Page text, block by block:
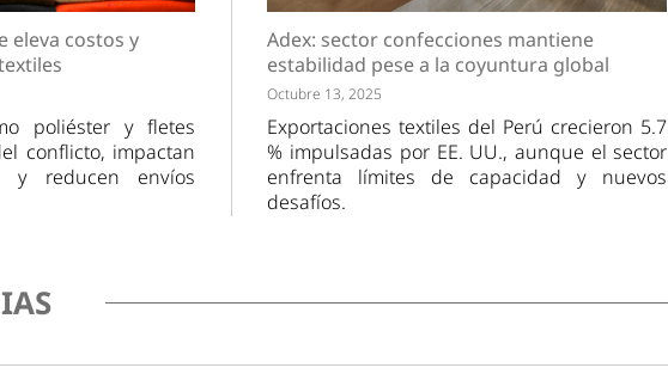
eleva costos y
poliéster y fletes
conflicto, impactan
y reducen envíos
Adex: sector confecciones mantiene
estabilidad pese a la coyuntura global
Octubre 13, 2025
Exportaciones textiles del Perú crecieron 5.7
% impulsadas por EE. UU., aunque el sector
enfrenta límites de capacidad y nuevos
desafíos.